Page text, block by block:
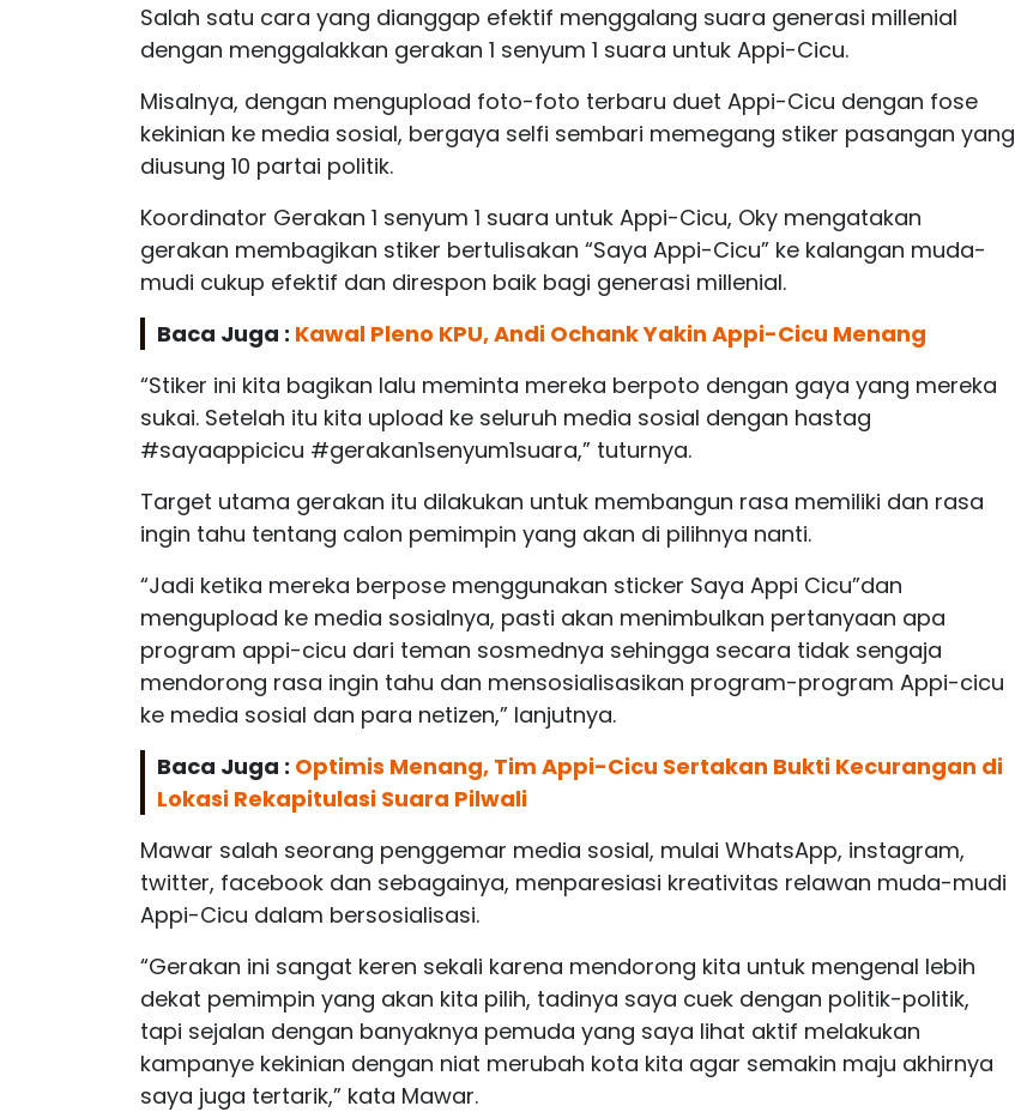
Salah satu cara yang dianggap efektif menggalang suara generasi millenial
dengan menggalakkan gerakan 1 senyum 1 suara untuk Appi-Cicu.
Misalnya, dengan mengupload foto-foto terbaru duet Appi-Cicu dengan fose
kekinian ke media sosial, bergaya selfi sembari memegang stiker pasangan yang
diusung 10 partai politik.
Koordinator Gerakan 1 senyum 1 suara untuk Appi-Cicu, Oky mengatakan
gerakan membagikan stiker bertulisakan “Saya Appi-Cicu” ke kalangan muda-
mudi cukup efektif dan direspon baik bagi generasi millenial.
Baca Juga : Kawal Pleno KPU, Andi Ochank Yakin Appi-Cicu Menang
“Stiker ini kita bagikan lalu meminta mereka berpoto dengan gaya yang mereka
sukai. Setelah itu kita upload ke seluruh media sosial dengan hastag
#sayaappicicu #gerakan1senyum1suara,” tuturnya.
Target utama gerakan itu dilakukan untuk membangun rasa memiliki dan rasa
ingin tahu tentang calon pemimpin yang akan di pilihnya nanti.
“Jadi ketika mereka berpose menggunakan sticker Saya Appi Cicu”dan
mengupload ke media sosialnya, pasti akan menimbulkan pertanyaan apa
program appi-cicu dari teman sosmednya sehingga secara tidak sengaja
mendorong rasa ingin tahu dan mensosialisasikan program-program Appi-cicu
ke media sosial dan para netizen,” lanjutnya.
Baca Juga : Optimis Menang, Tim Appi-Cicu Sertakan Bukti Kecurangan di
Lokasi Rekapitulasi Suara Pilwali
Mawar salah seorang penggemar media sosial, mulai WhatsApp, instagram,
twitter, facebook dan sebagainya, menparesiasi kreativitas relawan muda-mudi
Appi-Cicu dalam bersosialisasi.
“Gerakan ini sangat keren sekali karena mendorong kita untuk mengenal lebih
dekat pemimpin yang akan kita pilih, tadinya saya cuek dengan politik-politik,
tapi sejalan dengan banyaknya pemuda yang saya lihat aktif melakukan
kampanye kekinian dengan niat merubah kota kita agar semakin maju akhirnya
saya juga tertarik,” kata Mawar.